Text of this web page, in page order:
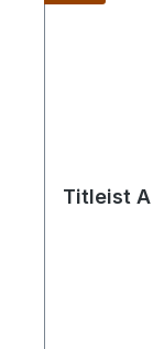
Titleist